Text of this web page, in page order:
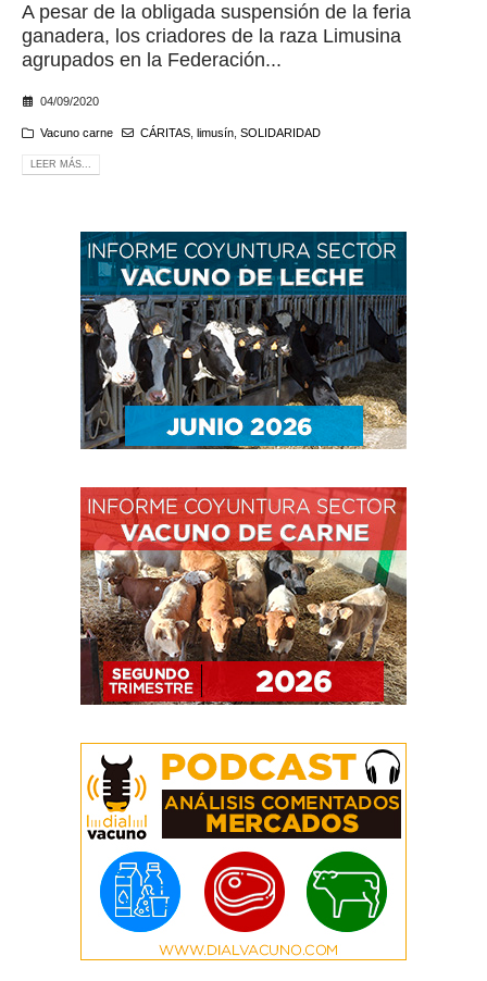
A pesar de la obligada suspensión de la feria
ganadera, los criadores de la raza Limusina
agrupados en la Federación...
04/09/2020
Vacuno carne CÁRITAS, limusín, SOLIDARIDAD
LEER MÁS...